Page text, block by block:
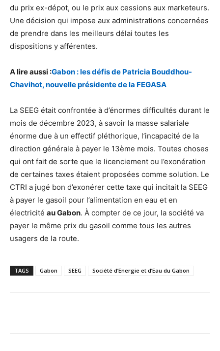
du prix ex-dépot, ou le prix aux cessions aux marketeurs.
Une décision qui impose aux administrations concernées
de prendre dans les meilleurs délai toutes les
dispositions y afférentes.
A lire aussi :Gabon : les défis de Patricia Bouddhou-
Chavihot, nouvelle présidente de la FEGASA
La SEEG était confrontée à d’énormes difficultés durant le
mois de décembre 2023, à savoir la masse salariale
énorme due à un effectif pléthorique, l’incapacité de la
direction générale à payer le 13ème mois. Toutes choses
qui ont fait de sorte que le licenciement ou l’exonération
de certaines taxes étaient proposées comme solution. Le
CTRI a jugé bon d’exonérer cette taxe qui incitait la SEEG
à payer le gasoil pour l’alimentation en eau et en
électricité au Gabon. À compter de ce jour, la société va
payer le même prix du gasoil comme tous les autres
usagers de la route.
TAGS Gabon SEEG Société d’Energie et d’Eau du Gabon